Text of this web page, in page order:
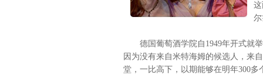
德国葡萄酒学院自1949年开式就举
因为没有来自米特海姆的候选人，来
堂，一比高下，以期能够在明年300